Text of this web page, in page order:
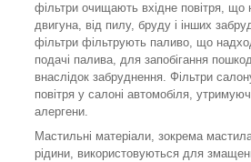
фільтри очищають вхідне повітря, що
двигуна, від пилу, бруду і інших
фільтри фільтрують паливо, що
подачі палива, для запобігання
внаслідок забруднення. Фільтри
повітря у салоні автомобіля,
алергени.
Мастильні матеріали, зокрема
рідини, використовуються для